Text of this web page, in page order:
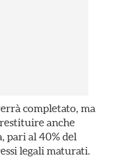
completato, ma
anche
pari al 40% del
legali maturati.